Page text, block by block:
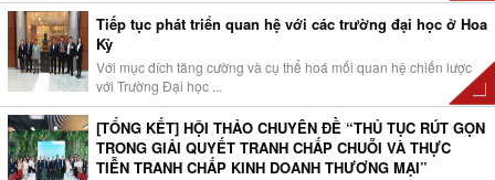
Tiếp tục phát triển quan hệ với các trường đại học ở Hoa
Kỳ
Với mục đích tăng cường và cụ thể hoá mối quan hệ chiến lược
với Trường Đại học ...
[TỔNG KẾT] HỘI THẢO CHUYÊN ĐỀ “THỦ TỤC RÚT GỌN
TRONG GIẢI QUYẾT TRANH CHẤP CHUỖI VÀ THỰC
TIỄN TRANH CHẤP KINH DOANH THƯƠNG MẠI”